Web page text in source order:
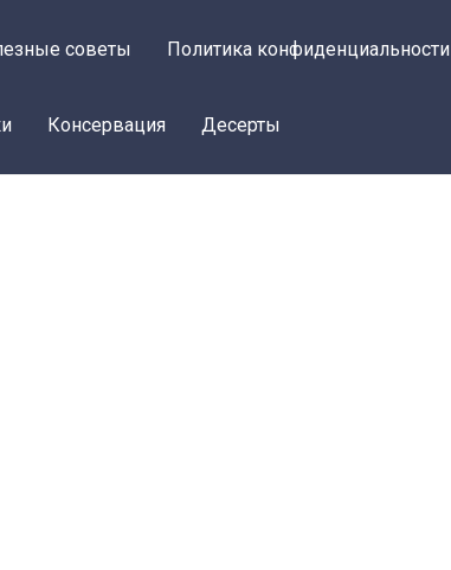
советы Политика конфиденциальности
Консервация Десерты